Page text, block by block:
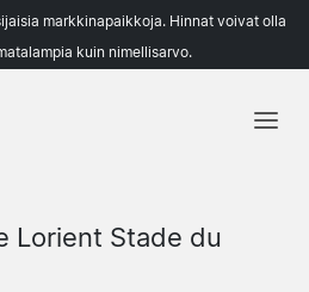
markkinapaikkoja. Hinnat voivat olla
kuin nimellisarvo.
Joukkueet
Lorient Stade du